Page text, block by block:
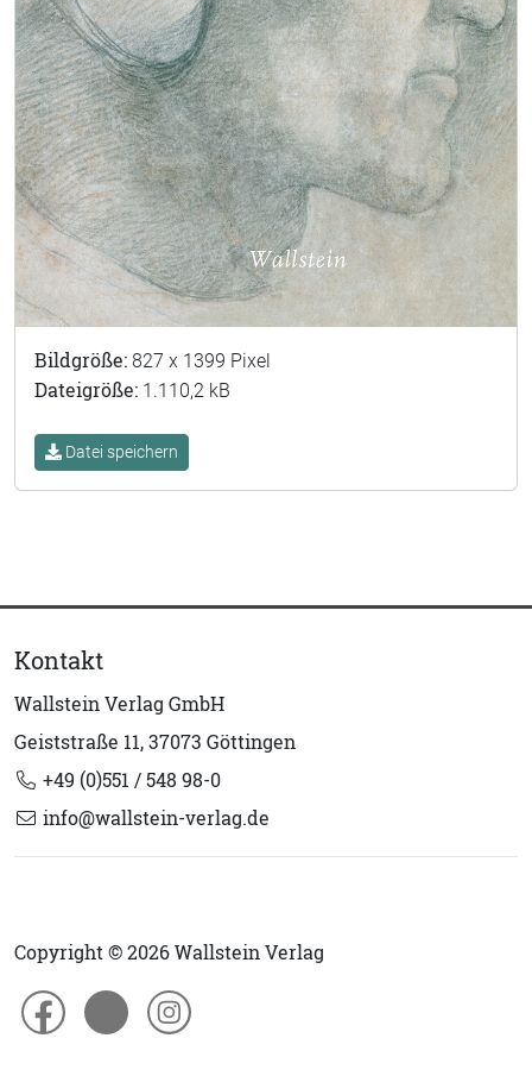
Bildgröße: 827 x 1399 Pixel
Dateigröße: 1.110,2 kB
Datei speichern
Kontakt
Wallstein Verlag GmbH
Geiststraße 11, 37073 Göttingen
+49 (0)551 / 548 98-0
info@wallstein-verlag.de
Copyright © 2026 Wallstein Verlag